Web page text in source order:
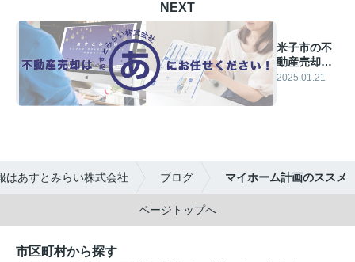
NEXT
米子市の不
動産売却は
おまかせく
2025.01.21
はあすとみらい株式会社 ブログ マイホーム計画のススメ
ページトップへ
市区町村から探す